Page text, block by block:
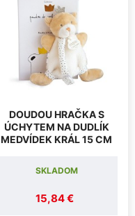
DOUDOU HRAČKA S
ÚCHYTEM NA DUDLÍK
MEDVÍDEK KRÁL 15 CM
15,84 €
SKLADOM